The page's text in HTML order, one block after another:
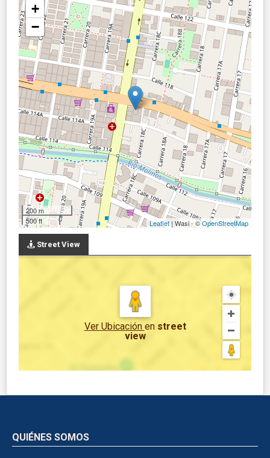
+
−
200 m
500 ft
Leaflet| Wasi - ©OpenStreetMap
Street View
Ver Ubicación en street
view
QUIÉNES SOMOS